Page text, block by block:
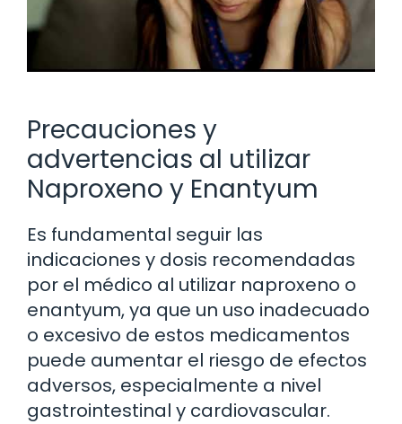
Precauciones y
advertencias al utilizar
Naproxeno y Enantyum
Es fundamental seguir las
indicaciones y dosis recomendadas
por el médico al utilizar naproxeno o
enantyum, ya que un uso inadecuado
o excesivo de estos medicamentos
puede aumentar el riesgo de efectos
adversos, especialmente a nivel
gastrointestinal y cardiovascular.